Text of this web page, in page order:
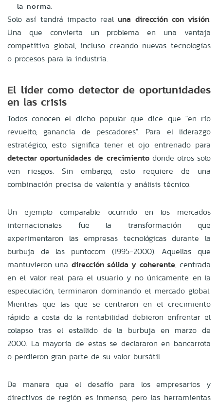
la norma.
Solo así tendrá impacto realuna dirección con visión.
Una que convierta un problema en una ventaja
competitiva global, incluso creando nuevas tecnologías
o procesos para la industria.
El líder como detector de oportunidades
en las crisis
Todos conocen el dicho popular que dice que "en río
revuelto, ganancia de pescadores". Para el liderazgo
estratégico, esto significa tener el ojo entrenado para
detectar oportunidades de crecimientodonde otros solo
ven riesgos. Sin embargo, esto requiere de una
combinación precisa de valentía y análisis técnico.
Un ejemplo comparable ocurrido en los mercados
internacionales fue la transformación que
experimentaron las empresas tecnológicas durante la
burbuja de las puntocom (1995-2000). Aquellas que
mantuvieron una dirección sólida y coherente, centrada
en el valor real para el usuario y no únicamente en la
especulación, terminaron dominando el mercado global.
Mientras que las que se centraron en el crecimiento
rápido a costa de la rentabilidad debieron enfrentar el
colapso tras el estallido de la burbuja en marzo de
2000. La mayoría de estas se declararon en bancarrota
o perdieron gran parte de su valor bursátil.
De manera que el desafío para los empresarios y
directivos de región es inmenso, pero las herramientas